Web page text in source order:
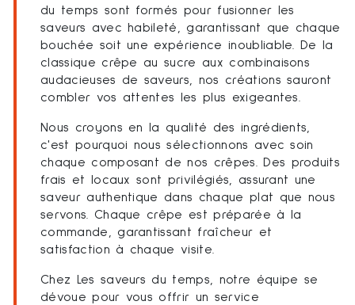
du temps sont formés pour fusionner les
saveurs avec habileté, garantissant que chaque
bouchée soit une expérience inoubliable. De la
classique crêpe au sucre aux combinaisons
audacieuses de saveurs, nos créations sauront
combler vos attentes les plus exigeantes.
Nous croyons en la qualité des ingrédients,
c'est pourquoi nous sélectionnons avec soin
chaque composant de nos crêpes. Des produits
frais et locaux sont privilégiés, assurant une
saveur authentique dans chaque plat que nous
servons. Chaque crêpe est préparée à la
commande, garantissant fraîcheur et
satisfaction à chaque visite.
Chez Les saveurs du temps, notre équipe se
dévoue pour vous offrir un service